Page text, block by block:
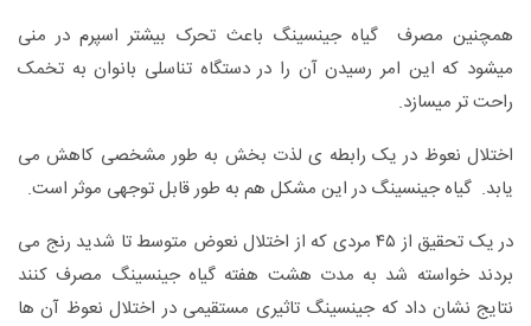
همچنین مصرف گیاه جینسینگ باعث تحرک بیشتر اسپرم در منی
میشود که این امر رسیدن آن را در دستگاه تناسلی بانوان به تخمک
راحت تر میسازد.
اختلال نعوظ در یک رابطه ی لذت بخش به طور مشخصی کاهش می
یابد. گیاه جینسینگ در این مشکل هم به طور قابل توجهی موثر است.
در یک تحقیق از ۴۵ مردی که از اختلال نعوض متوسط تا شدید رنج می
بردند خواسته شد به مدت هشت هفته گیاه جینسینگ مصرف کنند
نتایج نشان داد که جینسینگ تاثیری مستقیمی در اختلال نعوظ آن ها